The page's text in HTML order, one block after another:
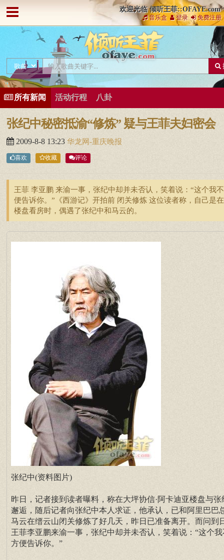
欢迎光临 倾听王菲::OFAYE.com
音乐盒 登录 免费注册
所有新闻 活动行程 八卦
张纪中秘密抵渝“修炼” 疑与王菲夫妇密会
2009-8-8 13:23 华龙网-重庆晚报
喜欢 收藏 评论
王菲 李亚鹏 来渝一事，张纪中却并未否认，笑着说：“这个我
便告诉你。”《西游记》开拍前 闭关修炼 这位读者称，自己是
楼盘看房时，偶遇了张纪中和马云的。
张纪中(资料图片)
昨日，记者接到读者曝料，称在大坪协信·阿卡迪亚楼盘与张
邂逅，随后记者向张纪中本人求证，他承认，已和阿里巴巴
马云在缙云山闭关修炼了好几天，昨日已准备离开。而问到
王菲李亚鹏来渝一事，张纪中却并未否认，笑着说：“这个我
方便告诉你。”